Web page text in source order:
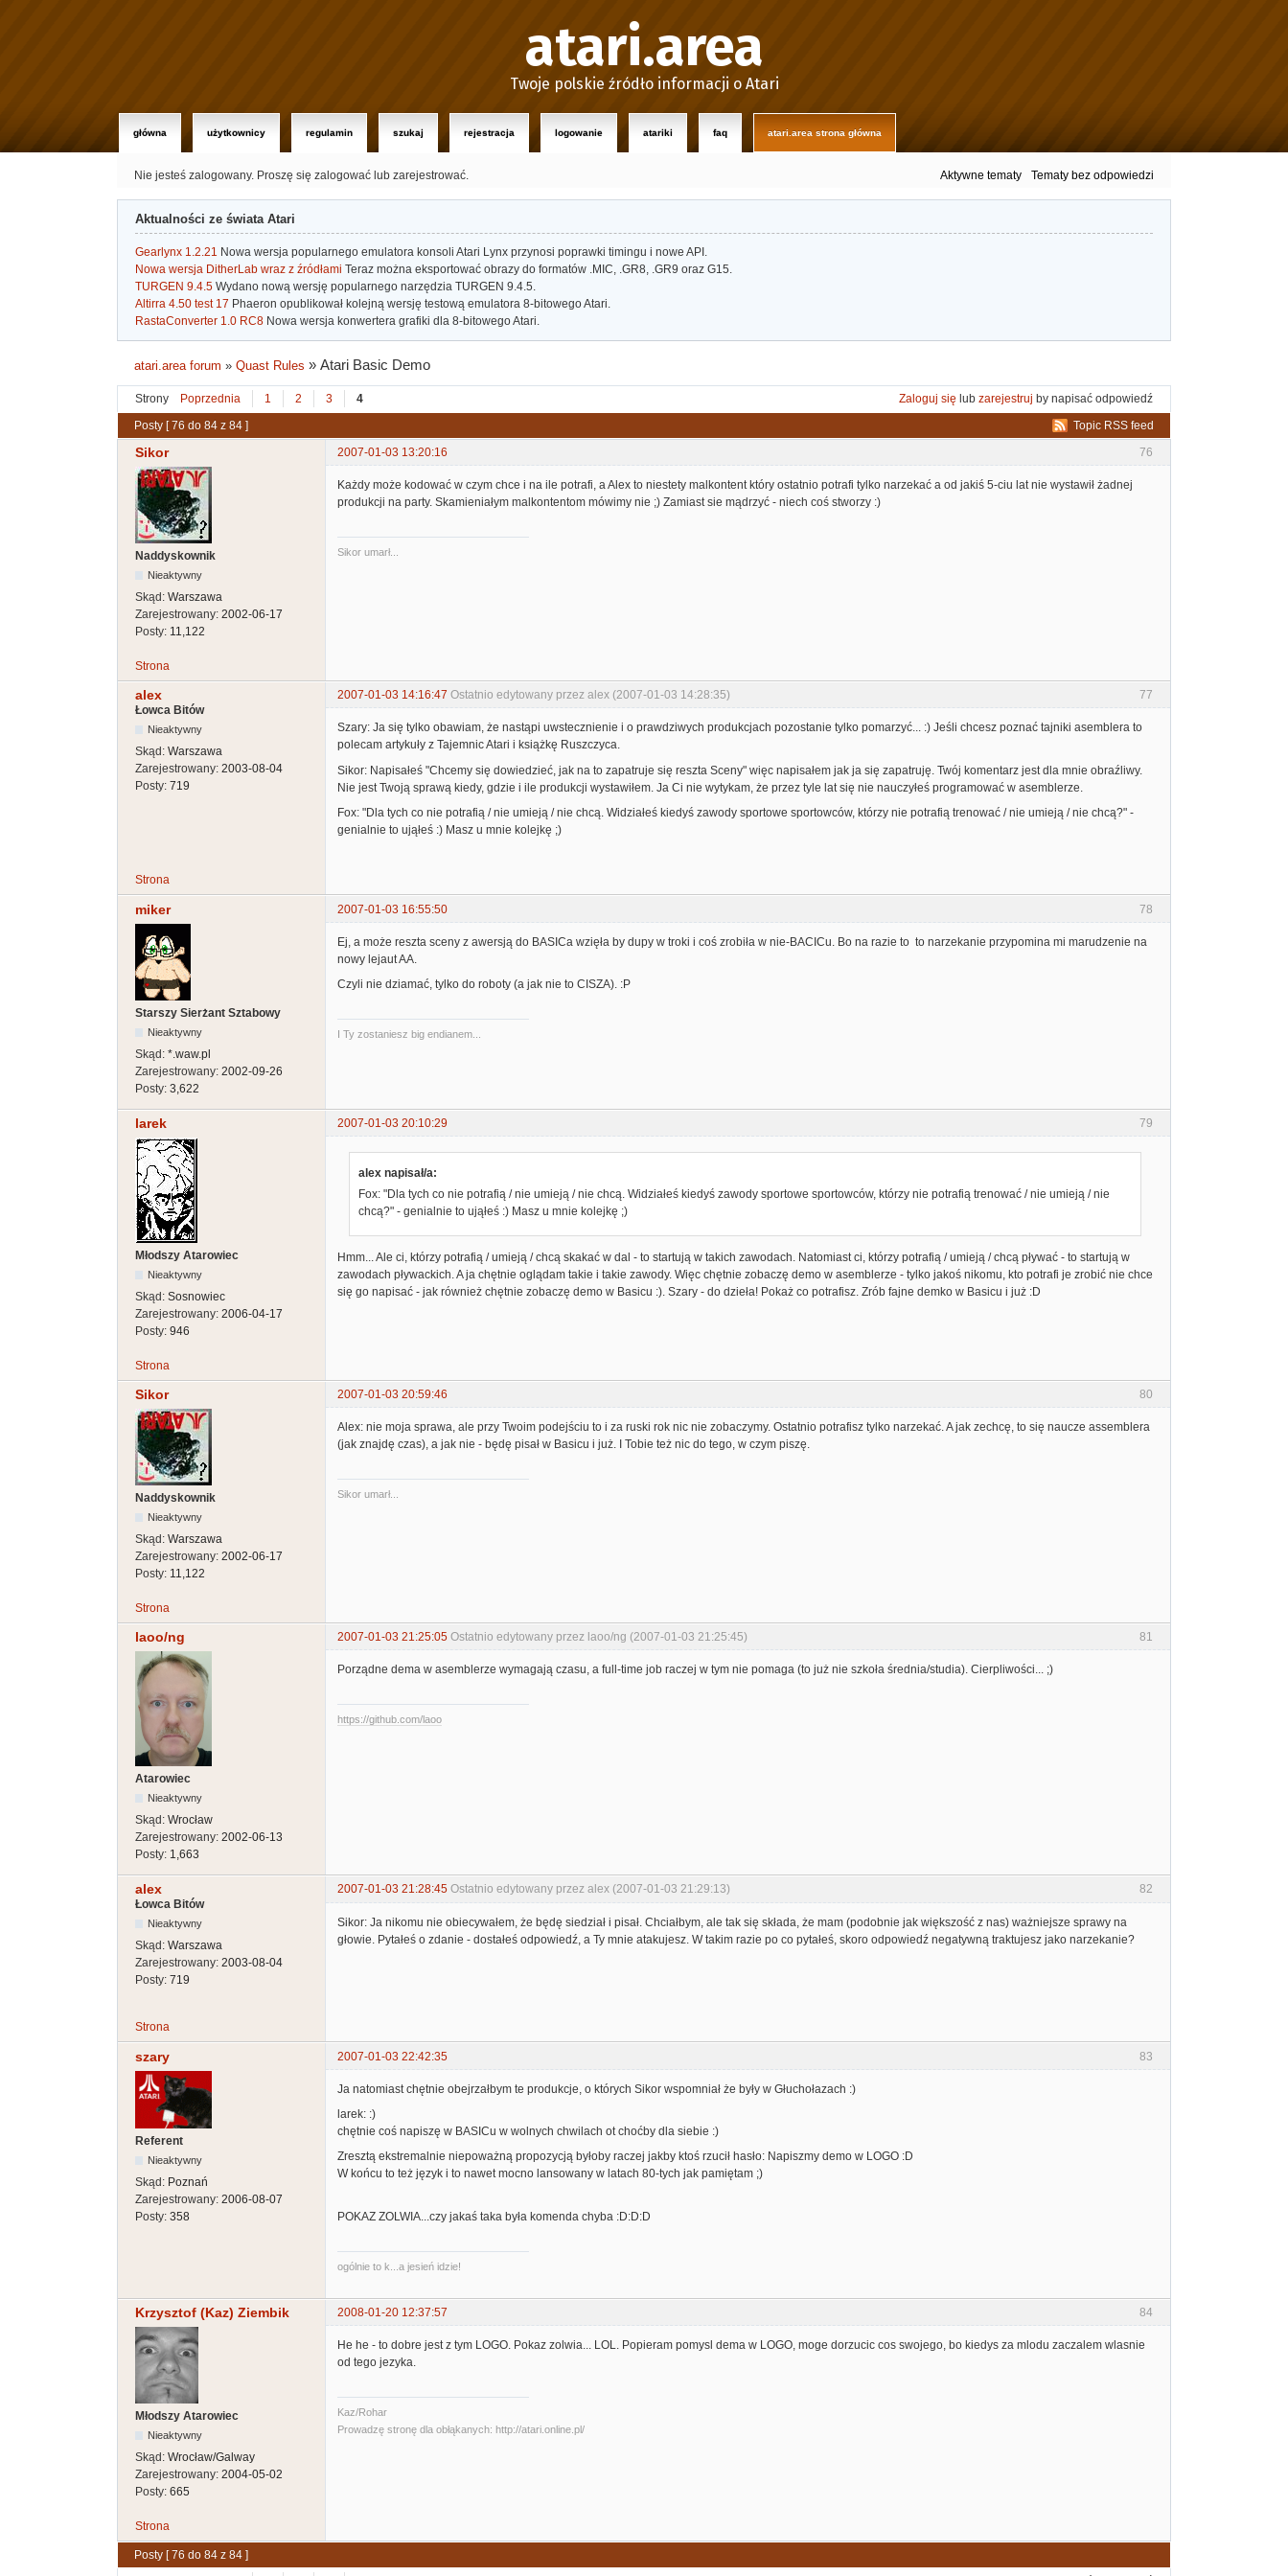
atari.area
Twoje polskie źródło informacji o Atari
główna użytkownicy regulamin szukaj rejestracja logowanie atariki faq atari.area strona główna
Nie jesteś zalogowany. Proszę się zalogować lub zarejestrować. Aktywne tematy Tematy bez odpowiedzi
Aktualności ze świata Atari
Gearlynx 1.2.21 Nowa wersja popularnego emulatora konsoli Atari Lynx przynosi poprawki timingu i nowe API.
Nowa wersja DitherLab wraz z źródłami Teraz można eksportować obrazy do formatów .MIC, .GR8, .GR9 oraz G15.
TURGEN 9.4.5 Wydano nową wersję popularnego narzędzia TURGEN 9.4.5.
Altirra 4.50 test 17 Phaeron opublikował kolejną wersję testową emulatora 8-bitowego Atari.
RastaConverter 1.0 RC8 Nowa wersja konwertera grafiki dla 8-bitowego Atari.
atari.area forum »Quast Rules »Atari Basic Demo
Strony Poprzednia 1 2 3 4 Zaloguj się lub zarejestruj by napisać odpowiedź
Topic RSS feed
Posty [ 76 do 84 z 84 ]
76
Sikor 2007-01-03 13:20:16
Naddyskownik
Nieaktywny
Skąd: Warszawa
Zarejestrowany: 2002-06-17
Posty: 11,122
Każdy może kodować w czym chce i na ile potrafi, a Alex to niestety malkontent który ostatnio potrafi tylko narzekać a od jakiś 5-ciu lat nie wystawił żadnej
produkcji na party. Skamieniałym malkontentom mówimy nie ;) Zamiast sie mądrzyć - niech coś stworzy :)
Sikor umarł...
Strona
77
alex 2007-01-03 14:16:47 Ostatnio edytowany przez alex (2007-01-03 14:28:35)
Łowca Bitów
Nieaktywny
Skąd: Warszawa
Zarejestrowany: 2003-08-04
Posty: 719
Szary: Ja się tylko obawiam, że nastąpi uwstecznienie i o prawdziwych produkcjach pozostanie tylko pomarzyć... :) Jeśli chcesz poznać tajniki asemblera to
polecam artykuły z Tajemnic Atari i książkę Ruszczyca.
Sikor: Napisałeś "Chcemy się dowiedzieć, jak na to zapatruje się reszta Sceny" więc napisałem jak ja się zapatruję. Twój komentarz jest dla mnie obraźliwy.
Nie jest Twoją sprawą kiedy, gdzie i ile produkcji wystawiłem. Ja Ci nie wytykam, że przez tyle lat się nie nauczyłeś programować w asemblerze.
Fox: "Dla tych co nie potrafią / nie umieją / nie chcą. Widziałeś kiedyś zawody sportowe sportowców, którzy nie potrafią trenować / nie umieją / nie chcą?" -
genialnie to ująłeś :) Masz u mnie kolejkę ;)
Strona
78
miker 2007-01-03 16:55:50
Starszy Sierżant Sztabowy
Nieaktywny
Skąd: *.waw.pl
Zarejestrowany: 2002-09-26
Posty: 3,622
Ej, a może reszta sceny z awersją do BASICa wzięła by dupy w troki i coś zrobiła w nie-BACICu. Bo na razie to to narzekanie przypomina mi marudzenie na
nowy lejaut AA.
Czyli nie dziamać, tylko do roboty (a jak nie to CISZA). :P
I Ty zostaniesz big endianem...
79
larek 2007-01-03 20:10:29
Młodszy Atarowiec
Nieaktywny
Skąd: Sosnowiec
Zarejestrowany: 2006-04-17
Posty: 946
alex napisał/a:
Fox: "Dla tych co nie potrafią / nie umieją / nie chcą. Widziałeś kiedyś zawody sportowe sportowców, którzy nie potrafią trenować / nie umieją / nie
chcą?" - genialnie to ująłeś :) Masz u mnie kolejkę ;)
Hmm... Ale ci, którzy potrafią / umieją / chcą skakać w dal - to startują w takich zawodach. Natomiast ci, którzy potrafią / umieją / chcą pływać - to startują w
zawodach pływackich. A ja chętnie oglądam takie i takie zawody. Więc chętnie zobaczę demo w asemblerze - tylko jakoś nikomu, kto potrafi je zrobić nie chce
się go napisać - jak również chętnie zobaczę demo w Basicu :). Szary - do dzieła! Pokaż co potrafisz. Zrób fajne demko w Basicu i już :D
Strona
80
Sikor 2007-01-03 20:59:46
Naddyskownik
Nieaktywny
Skąd: Warszawa
Zarejestrowany: 2002-06-17
Posty: 11,122
Alex: nie moja sprawa, ale przy Twoim podejściu to i za ruski rok nic nie zobaczymy. Ostatnio potrafisz tylko narzekać. A jak zechcę, to się naucze assemblera
(jak znajdę czas), a jak nie - będę pisał w Basicu i już. I Tobie też nic do tego, w czym piszę.
Sikor umarł...
Strona
81
laoo/ng 2007-01-03 21:25:05 Ostatnio edytowany przez laoo/ng (2007-01-03 21:25:45)
Atarowiec
Nieaktywny
Skąd: Wrocław
Zarejestrowany: 2002-06-13
Posty: 1,663
Porządne dema w asemblerze wymagają czasu, a full-time job raczej w tym nie pomaga (to już nie szkoła średnia/studia). Cierpliwości... ;)
https://github.com/laoo
82
alex 2007-01-03 21:28:45 Ostatnio edytowany przez alex (2007-01-03 21:29:13)
Łowca Bitów
Nieaktywny
Skąd: Warszawa
Zarejestrowany: 2003-08-04
Posty: 719
Sikor: Ja nikomu nie obiecywałem, że będę siedział i pisał. Chciałbym, ale tak się składa, że mam (podobnie jak większość z nas) ważniejsze sprawy na
głowie. Pytałeś o zdanie - dostałeś odpowiedź, a Ty mnie atakujesz. W takim razie po co pytałeś, skoro odpowiedź negatywną traktujesz jako narzekanie?
Strona
83
szary 2007-01-03 22:42:35
Referent
Nieaktywny
Skąd: Poznań
Zarejestrowany: 2006-08-07
Posty: 358
Ja natomiast chętnie obejrzałbym te produkcje, o których Sikor wspomniał że były w Głuchołazach :)
larek: :)
chętnie coś napiszę w BASICu w wolnych chwilach ot choćby dla siebie :)
Zresztą ekstremalnie niepoważną propozycją byłoby raczej jakby ktoś rzucił hasło: Napiszmy demo w LOGO :D
W końcu to też język i to nawet mocno lansowany w latach 80-tych jak pamiętam ;)
POKAZ ZOLWIA...czy jakaś taka była komenda chyba :D:D:D
ogólnie to k...a jesień idzie!
84
Krzysztof (Kaz) Ziembik 2008-01-20 12:37:57
Młodszy Atarowiec
Nieaktywny
Skąd: Wrocław/Galway
Zarejestrowany: 2004-05-02
Posty: 665
He he - to dobre jest z tym LOGO. Pokaz zolwia... LOL. Popieram pomysl dema w LOGO, moge dorzucic cos swojego, bo kiedys za mlodu zaczalem wlasnie
od tego jezyka.
Kaz/Rohar
Prowadzę stronę dla obłąkanych: http://atari.online.pl/
Strona
Posty [ 76 do 84 z 84 ]